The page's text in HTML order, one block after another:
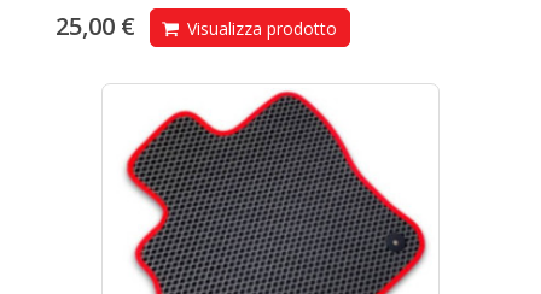
25,00 € Visualizza prodotto